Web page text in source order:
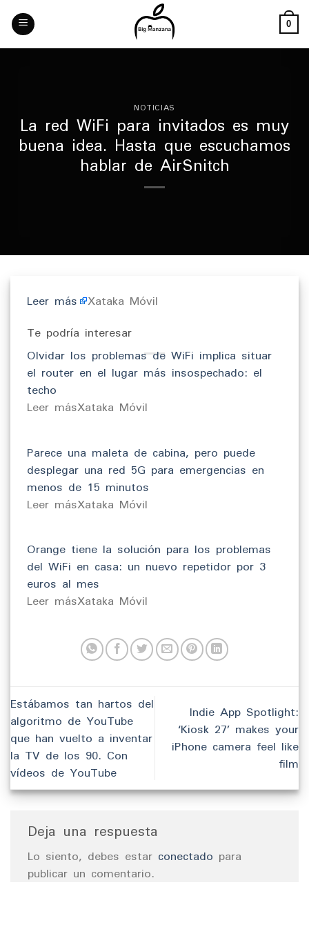
Skip
content
0
NOTICIAS
La red WiFi para invitados es muy
buena idea. Hasta que escuchamos
hablar de AirSnitch
Leer más Xataka Móvil
Te podría interesar
Olvidar los problemas de WiFi implica situar
el router en el lugar más insospechado: el
techo
​Leer másXataka Móvil
Parece una maleta de cabina, pero puede
desplegar una red 5G para emergencias en
menos de 15 minutos
​Leer másXataka Móvil
Orange tiene la solución para los problemas
del WiFi en casa: un nuevo repetidor por 3
euros al mes
​Leer másXataka Móvil
Estábamos tan hartos del
algoritmo de YouTube
que han vuelto a inventar
la TV de los 90. Con
vídeos de YouTube
Indie App Spotlight:
‘Kiosk 27’ makes your
iPhone camera feel like
film
Deja una respuesta
Lo siento, debes estar conectado para
publicar un comentario.